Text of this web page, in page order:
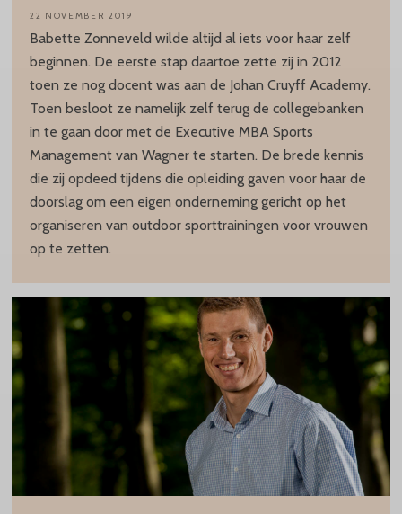
Babette Zonneveld wilde altijd al iets voor haar zelf
beginnen. De eerste stap daartoe zette zij in 2012
toen ze nog docent was aan de Johan Cruyff Academy.
Toen besloot ze namelijk zelf terug de collegebanken
in te gaan door met de Executive MBA Sports
Management van Wagner te starten. De brede kennis
die zij opdeed tijdens die opleiding gaven voor haar de
doorslag om een eigen onderneming gericht op het
organiseren van outdoor sporttrainingen voor vrouwen
op te zetten.
22 NOVEMBER 2019